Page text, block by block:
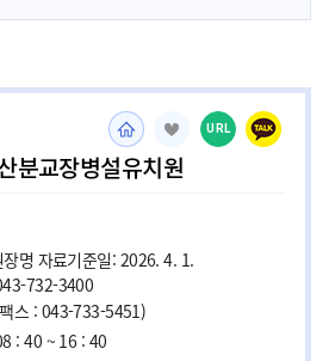
분교장병설유치원
URL
명 자료기준일: 2026. 4. 1.
732-3400
스 : 043-733-5451)
: 40 ~ 16 : 40